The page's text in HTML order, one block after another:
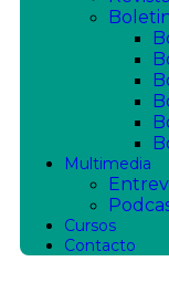
Multimedia
Cursos
Contacto